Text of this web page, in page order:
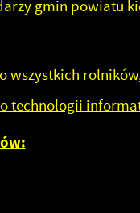
gmin powiatu
wszystkich
technologii